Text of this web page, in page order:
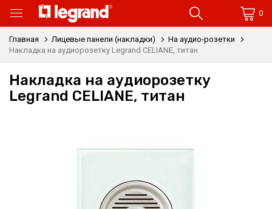
0
Главная Лицевые панели (накладки)
На аудио-розетки
Накладка на аудиорозетку Legrand CELIANE, титан
Накладка на аудиорозетку
Legrand CELIANE, титан